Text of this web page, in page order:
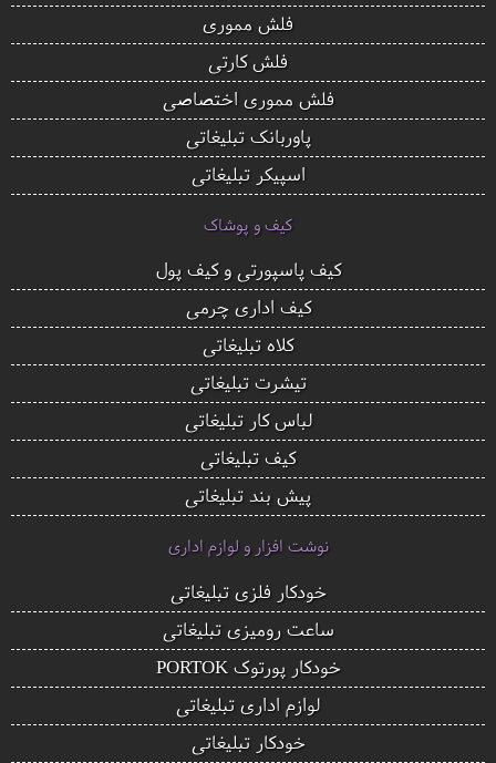
فلش مموری
فلش کارتی
فلش مموری اختصاصی
پاوربانک تبلیغاتی
اسپیکر تبلیغاتی
کیف و پوشاک
کیف پاسپورتی و کیف پول
کیف اداری چرمی
کلاه تبلیغاتی
تیشرت تبلیغاتی
لباس کار تبلیغاتی
کیف تبلیغاتی
پیش بند تبلیغاتی
نوشت افزار و لوازم اداری
خودکار فلزی تبلیغاتی
ساعت رومیزی تبلیغاتی
خودکار پورتوک PORTOK
لوازم اداری تبلیغاتی
خودکار تبلیغاتی